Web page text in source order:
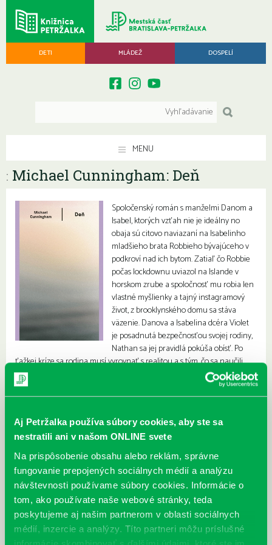
Aj Petržalka používa súbory cookies, aby ste sa
nestratili ani v našom ONLINE svete
Na prispôsobenie obsahu alebo reklám, správne
fungovanie prepojených sociálnych médií a analýzu
návštevnosti používame súbory cookies. Informácie o
tom, ako používate naše webové stránky, teda
poskytujeme aj našim partnerom v oblasti sociálnych
médií, inzercie a analýzy. Títo partneri môžu príslušné
DETI MLÁDEŽ DOSPELÍ
MENU
: Michael Cunningham: Deň
Spoločenský román s manželmi Danom a
Isabel, ktorých vzťah nie je ideálny no
obaja sú citovo naviazaní na Isabelinho
mladšieho brata Robbieho bývajúceho v
podkroví nad ich bytom. Zatiaľ čo Robbie
počas lockdownu uviazol na Islande v
horskom zrube a spoločnosť mu robia len
vlastné myšlienky a tajný instagramový
život, z brooklynského domu sa stáva
väzenie. Danova a Isabelina dcéra Violet
je posadnutá bezpečnosťou svojej rodiny,
Nathan sa jej pravidlá pokúša obísť. Po
ťažkej kríze sa rodina musí vyrovnať s realitou a s tým, čo sa naučili
nielen o sebe ale aj o ostatných.